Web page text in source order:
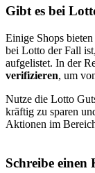
Gibt es bei
Einige Shops
bei Lotto der Fall
aufgelistet. In der
verifizieren, um
Nutze die Lotto
kräftig zu sparen
Aktionen im
Schreibe einen